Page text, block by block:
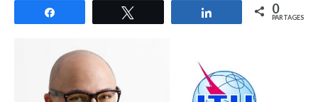
Partagez 0
PARTAGES